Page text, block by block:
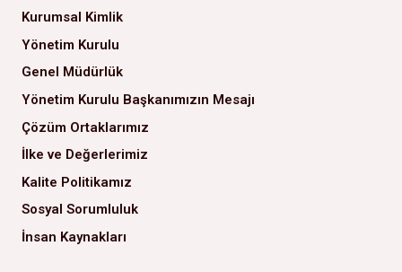
Kurumsal Kimlik
Yönetim Kurulu
Genel Müdürlük
Yönetim Kurulu Başkanımızın Mesajı
Çözüm Ortaklarımız
İlke ve Değerlerimiz
Kalite Politikamız
Sosyal Sorumluluk
İnsan Kaynakları